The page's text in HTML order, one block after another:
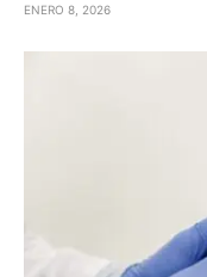
ENERO 8, 2026